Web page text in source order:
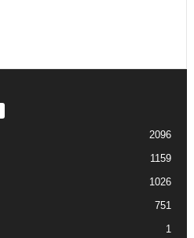
2096
1159
1026
751
1